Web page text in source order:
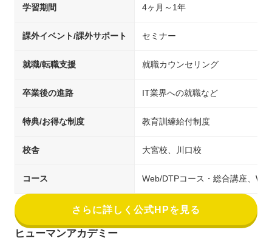
学習期間 4ヶ月～1年
課外イベント/課外サポート セミナー
就職/転職支援 就職カウンセリング
卒業後の進路 IT業界への就職など
特典/お得な制度 教育訓練給付制度
校舎 大宮校、川口校
コース Web/DTPコース・総合講座、
さらに詳しく公式HPを見る
ヒューマンアカデミー